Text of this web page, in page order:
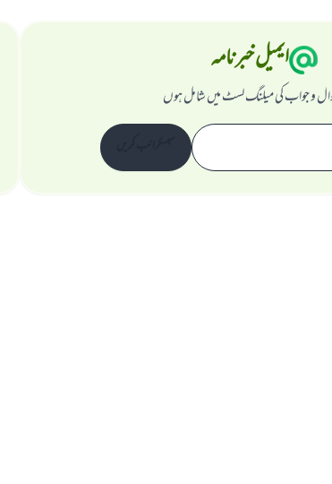
ایمیل خبرنامہ
و جواب کی میلنگ لسٹ میں شامل ہوں